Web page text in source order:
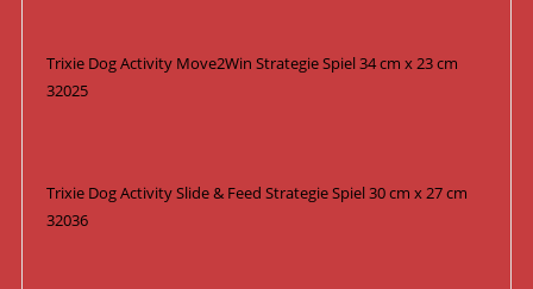
Trixie Dog Activity Move2Win Strategie Spiel 34 cm x 23 cm
32025
Trixie Dog Activity Slide & Feed Strategie Spiel 30 cm x 27 cm
32036